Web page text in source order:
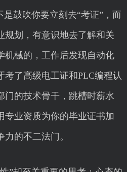
是鼓吹你要立刻去“考证”，而
规划，有意识地去了解和关
机械的，工作后发现自动化
考了高级电工证和PLC编程认
门的技术骨干，跳槽时薪水
专业资质为你的毕业证书加
的不二法门。